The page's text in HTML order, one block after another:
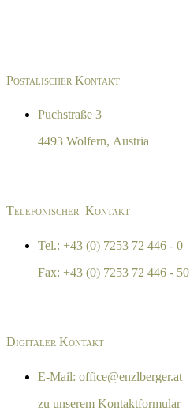
Postalischer Kontakt
Puchstraße 3
4493 Wolfern, Austria
Telefonischer Kontakt
Tel.: +43 (0) 7253 72 446 - 0
Fax: +43 (0) 7253 72 446 - 50
Digitaler Kontakt
E-Mail: office@enzlberger.at
zu unserem Kontaktformular